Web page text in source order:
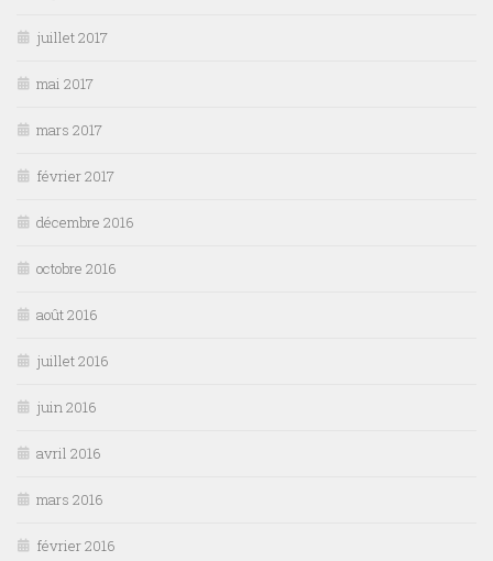
juillet 2017
mai 2017
mars 2017
février 2017
décembre 2016
octobre 2016
août 2016
juillet 2016
juin 2016
avril 2016
mars 2016
février 2016